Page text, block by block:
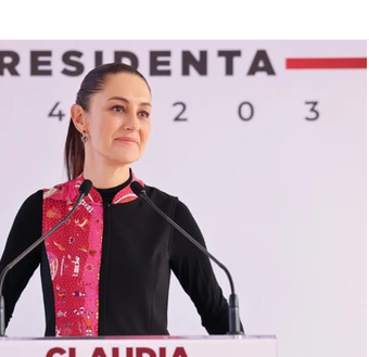
Nacionales Sucesos Entretenimiento
Seguridad Educación
Ciencia y Tecnología Viral